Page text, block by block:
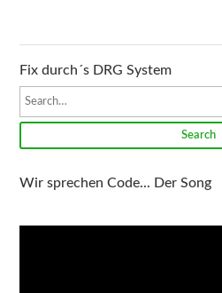
Fix durch´s DRG System
Search
Wir sprechen Code... Der Song